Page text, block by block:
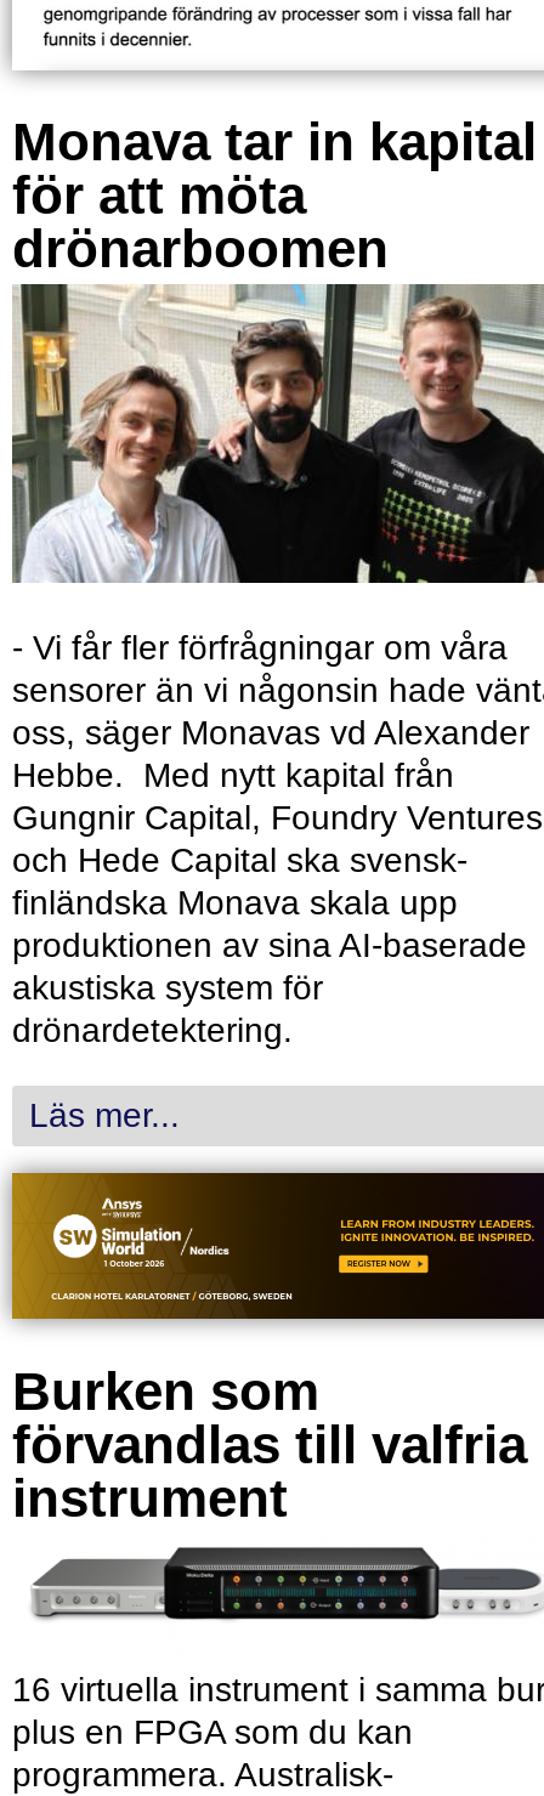
Monava tar in kapital
för att möta
drönarboomen
- Vi får fler förfrågningar om våra
sensorer än vi någonsin hade
oss, säger Monavas vd Alexander
Hebbe. Med nytt kapital från
Gungnir Capital, Foundry Ventures
och Hede Capital ska svensk-
finländska Monava skala upp
produktionen av sina AI-baserade
akustiska system för
drönardetektering.
Läs mer...
Burken som
förvandlas till valfria
instrument
16 virtuella instrument i samma
plus en FPGA som du kan
programmera. Australisk-